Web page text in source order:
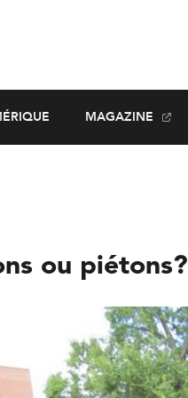
MAGAZINE
ou piétons?